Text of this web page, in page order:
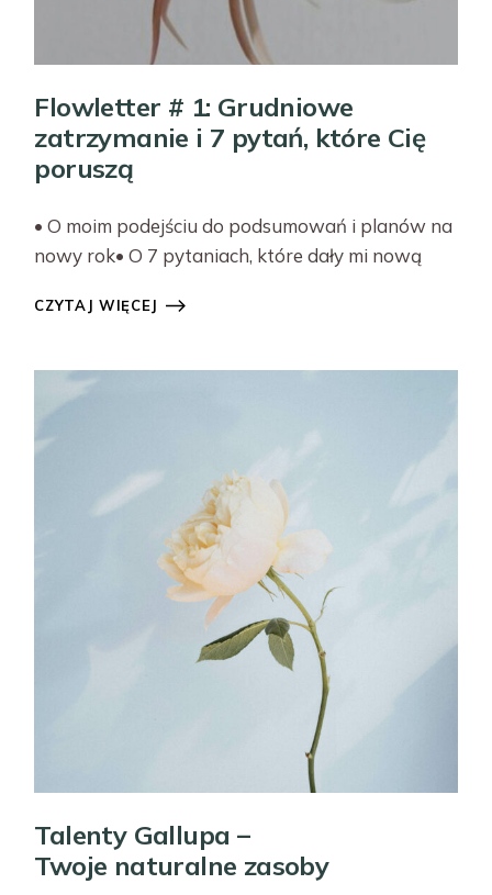
Flowletter # 1: Grudniowe
zatrzymanie i 7 pytań, które Cię
poruszą
• O moim podejściu do podsumowań i planów na
nowy rok• O 7 pytaniach, które dały mi nową
CZYTAJ WIĘCEJ
Talenty Gallupa –
Twoje naturalne zasoby